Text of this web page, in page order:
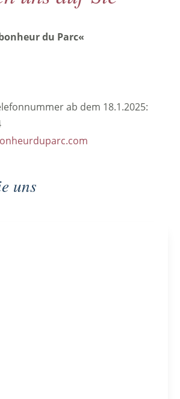
du Parc«
ab dem 18.1.2025:
uns